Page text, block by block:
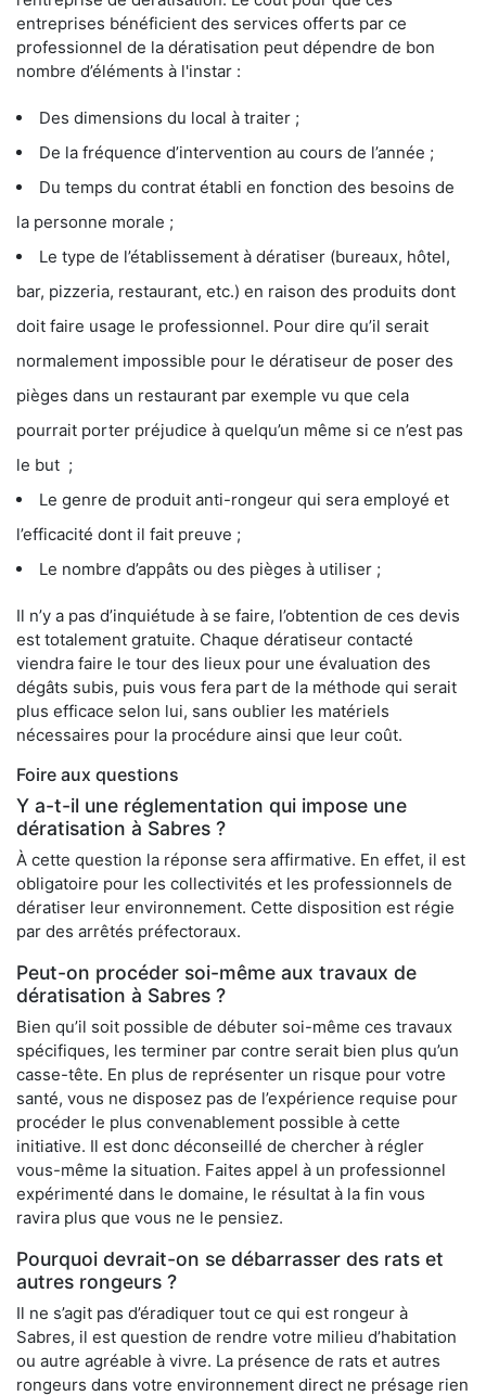
entreprises bénéficient des services offerts par ce
professionnel de la dératisation peut dépendre de bon
nombre d’éléments à l'instar :
Des dimensions du local à traiter ;
De la fréquence d’intervention au cours de l’année ;
Du temps du contrat établi en fonction des besoins de
la personne morale ;
Le type de l’établissement à dératiser (bureaux, hôtel,
bar, pizzeria, restaurant, etc.) en raison des produits dont
doit faire usage le professionnel. Pour dire qu’il serait
normalement impossible pour le dératiseur de poser des
pièges dans un restaurant par exemple vu que cela
pourrait porter préjudice à quelqu’un même si ce n’est pas
le but ;
Le genre de produit anti-rongeur qui sera employé et
l’efficacité dont il fait preuve ;
Le nombre d’appâts ou des pièges à utiliser ;
Il n’y a pas d’inquiétude à se faire, l’obtention de ces devis
est totalement gratuite. Chaque dératiseur contacté
viendra faire le tour des lieux pour une évaluation des
dégâts subis, puis vous fera part de la méthode qui serait
plus efficace selon lui, sans oublier les matériels
nécessaires pour la procédure ainsi que leur coût.
Foire aux questions
Y a-t-il une réglementation qui impose une
dératisation à Sabres ?
À cette question la réponse sera affirmative. En effet, il est
obligatoire pour les collectivités et les professionnels de
dératiser leur environnement. Cette disposition est régie
par des arrêtés préfectoraux.
Peut-on procéder soi-même aux travaux de
dératisation à Sabres ?
Bien qu’il soit possible de débuter soi-même ces travaux
spécifiques, les terminer par contre serait bien plus qu’un
casse-tête. En plus de représenter un risque pour votre
santé, vous ne disposez pas de l’expérience requise pour
procéder le plus convenablement possible à cette
initiative. Il est donc déconseillé de chercher à régler
vous-même la situation. Faites appel à un professionnel
expérimenté dans le domaine, le résultat à la fin vous
ravira plus que vous ne le pensiez.
Pourquoi devrait-on se débarrasser des rats et
autres rongeurs ?
Il ne s’agit pas d’éradiquer tout ce qui est rongeur à
Sabres, il est question de rendre votre milieu d’habitation
ou autre agréable à vivre. La présence de rats et autres
rongeurs dans votre environnement direct ne présage rien